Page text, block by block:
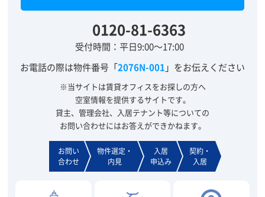
0120-81-6363
受付時間：平日9:00～17:00
お電話の際は物件番号「2076N-001 」をお伝えください
※当サイトは賃貸オフィスをお探しの方へ
空室情報を提供するサイトです。
貸主、管理会社、入居テナント等についての
お問い合わせにはお答えができかねます。
お問い
合わせ
物件選定・
内見
入居
申込み
契約・
入居